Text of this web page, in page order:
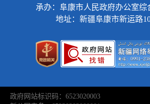
承办：阜康市人民政府办公室综
地址：新疆阜康市新运路
政府网站标识码：6523020003